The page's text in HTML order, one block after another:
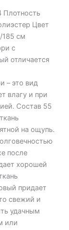
Плотность
Цвет
см
с
отличается
– это вид
влагу и при
Состав 55
на ощупь.
после
хорошей
придает
свежий и
удачным
или